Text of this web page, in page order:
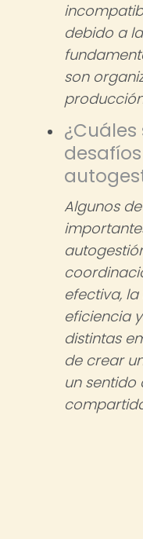
debido a
son
Algunos
efectiva,
eficiencia
distintas
de crear
un sentido